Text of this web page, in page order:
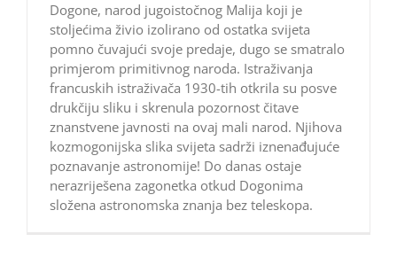
Dogone, narod jugoistočnog Malija koji je
stoljećima živio izolirano od ostatka svijeta
pomno čuvajući svoje predaje, dugo se smatralo
primjerom primitivnog naroda. Istraživanja
francuskih istraživača 1930-tih otkrila su posve
drukčiju sliku i skrenula pozornost čitave
znanstvene javnosti na ovaj mali narod. Njihova
kozmogonijska slika svijeta sadrži iznenađujuće
poznavanje astronomije! Do danas ostaje
nerazriješena zagonetka otkud Dogonima
složena astronomska znanja bez teleskopa.